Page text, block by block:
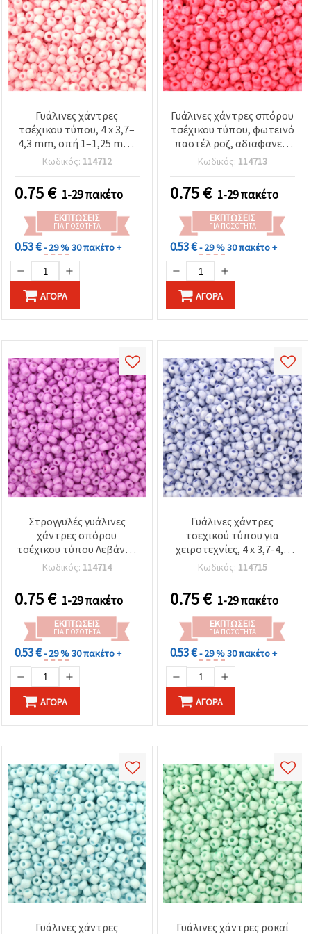
Γυάλινες χάντρες
τσέχικου τύπου, 4 x 3,7–
4,3 mm, οπή 1–1,25 mm,
σε αδιαφανές ματ απαλό
παστέλ ροζ – 15
γραμμάρια (περ. 193
τμχ.)
Κωδικός: 114712
0.75€ 1-29 πακέτο
ΕΚΠΤΏΣΕΙΣ
ΓΙΑ ΠΟΣΌΤΗΤΑ
0.53 €- 29 %30 πακέτο +
ΑΓΟΡΆ
Γυάλινες χάντρες σπόρου
τσέχικου τύπου, φωτεινό
παστέλ ροζ, αδιαφανείς
ματ, 4 x 3,7–4,3 mm,
τρύπα 1–1,25 mm, 15 g
(~193 τεμ.)
Κωδικός: 114713
0.75€ 1-29 πακέτο
ΕΚΠΤΏΣΕΙΣ
ΓΙΑ ΠΟΣΌΤΗΤΑ
0.53 €- 29 %30 πακέτο +
ΑΓΟΡΆ
Στρογγυλές γυάλινες
χάντρες σπόρου
τσέχικου τύπου Λεβάντα
– αδιαφανές παγωμένο
απαλό παστέλ μωβ-ροζ –
4 x 3,7–4,3 mm, οπή 1–
1,25 mm – 15 g (~193 τεμ.)
Κωδικός: 114714
0.75€ 1-29 πακέτο
ΕΚΠΤΏΣΕΙΣ
ΓΙΑ ΠΟΣΌΤΗΤΑ
0.53 €- 29 %30 πακέτο +
ΑΓΟΡΆ
Γυάλινες χάντρες
τσεχικού τύπου για
χειροτεχνίες, 4 x 3,7-4,3
mm, οπή 1-1,25 mm,
αδιαφανείς ματ παστέλ
σε ανοιχτό γαλαζωπό
μωβ, 15 γρ. (~193 τεμ.)
Κωδικός: 114715
0.75€ 1-29 πακέτο
ΕΚΠΤΏΣΕΙΣ
ΓΙΑ ΠΟΣΌΤΗΤΑ
0.53 €- 29 %30 πακέτο +
ΑΓΟΡΆ
Γυάλινες χάντρες
Γυάλινες χάντρες ροκαΐ